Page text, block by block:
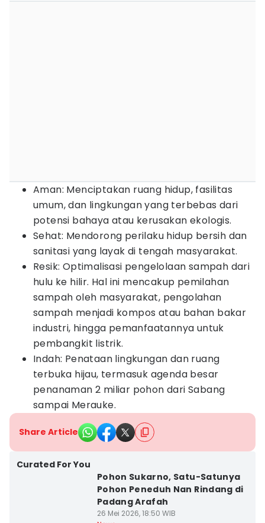
Aman: Menciptakan ruang hidup, fasilitas
umum, dan lingkungan yang terbebas dari
potensi bahaya atau kerusakan ekologis.
Sehat: Mendorong perilaku hidup bersih dan
sanitasi yang layak di tengah masyarakat.
Resik: Optimalisasi pengelolaan sampah dari
hulu ke hilir. Hal ini mencakup pemilahan
sampah oleh masyarakat, pengolahan
sampah menjadi kompos atau bahan bakar
industri, hingga pemanfaatannya untuk
pembangkit listrik.
Indah: Penataan lingkungan dan ruang
terbuka hijau, termasuk agenda besar
penanaman 2 miliar pohon dari Sabang
sampai Merauke.
Share Article
Curated For You
Pohon Sukarno, Satu-Satunya
Pohon Peneduh Nan Rindang di
Padang Arafah
26 Mei 2026, 18:50 WIB